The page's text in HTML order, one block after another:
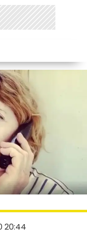
20:44